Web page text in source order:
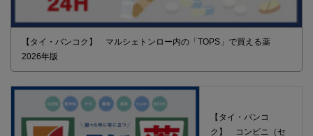
【タイ・バンコク】 マルシェトンロー内の「TOPS」で買える薬
2026年版
【タイ・バンコ
ク】 コンビニ（セ